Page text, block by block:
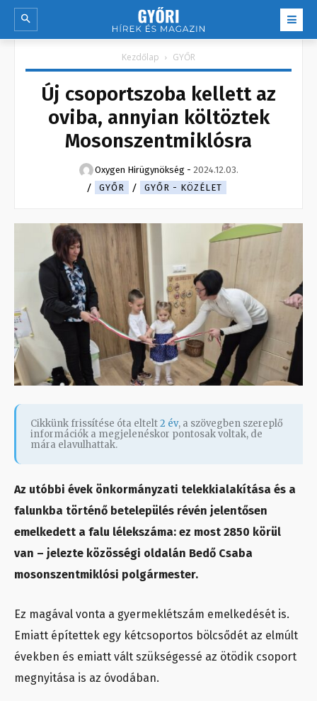
Kezdőlap GYŐR
Új csoportszoba kellett az
oviba, annyian költöztek
Mosonszentmiklósra
Oxygen Hirügynökség - 2024.12.03.
GYŐR
GYŐR - KÖZÉLET
Cikkünk frissítése óta eltelt2 év, a szövegben szereplő
információk a megjelenéskor pontosak voltak, de
mára elavulhattak.
Az utóbbi évek önkormányzati telekkialakítása és a
falunkba történő betelepülés révén jelentősen
emelkedett a falu lélekszáma: ez most 2850 körül
van – jelezte közösségi oldalán Bedő Csaba
mosonszentmiklósi polgármester.
Ez magával vonta a gyermeklétszám emelkedését is.
Emiatt építettek egy kétcsoportos bölcsődét az elmúlt
években és emiatt vált szükségessé az ötödik csoport
megnyitása is az óvodában.